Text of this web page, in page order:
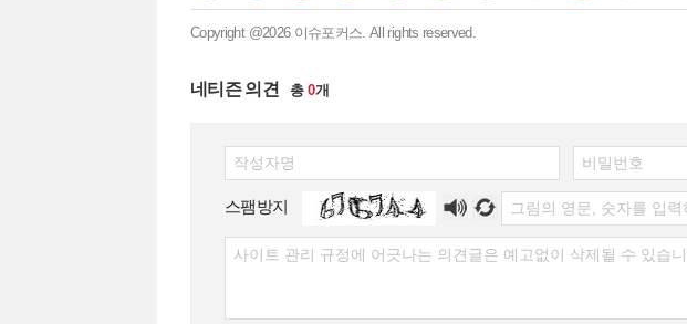
Copyright @2026 이슈포커스. All rights reserved.